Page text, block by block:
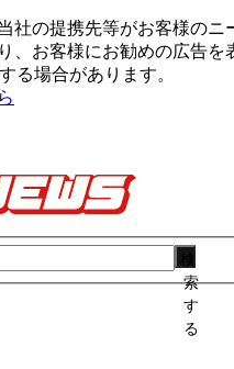
社の提携先等がお客様のニ
、お客様にお勧めの広告を
る場合があります。
索
す
る